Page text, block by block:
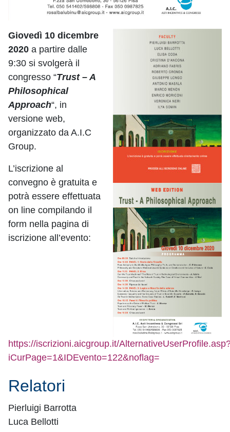
Giovedì 10 dicembre
2020 a partire dalle
9:30 si svolgerà il
congresso “Trust – A
Philosophical
Approach“, in
versione web,
organizzato da A.I.C
Group.
L’iscrizione al
convegno è gratuita e
potrà essere effettuata
on line compilando il
form nella pagina di
iscrizione all’evento:
https://iscrizioni.aicgroup.it/
iCurPage=1&IDEvento=122&noflag=
Relatori
Pierluigi Barrotta
Luca Bellotti